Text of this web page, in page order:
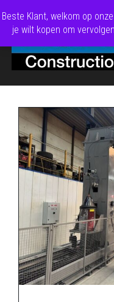
Beste Klant, welkom op
je wilt kopen om